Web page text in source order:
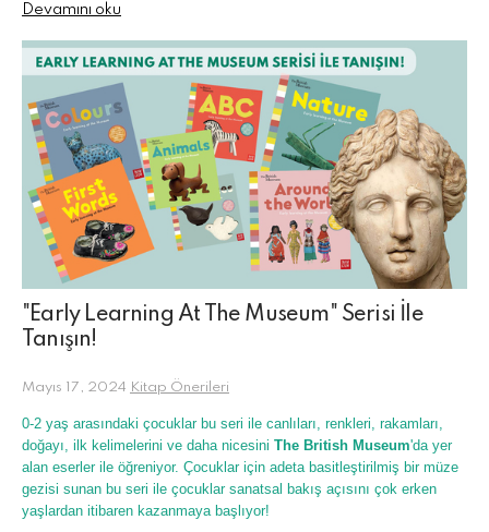
Devamını oku
"Early Learning At The Museum" Serisi İle
Tanışın!
Mayıs 17, 2024 Kitap Önerileri
0-2 yaş arasındaki çocuklar bu seri ile canlıları, renkleri, rakamları,
doğayı, ilk kelimelerini ve daha nicesini The British Museum'da yer
alan eserler ile öğreniyor. Çocuklar için adeta basitleştirilmiş bir müze
gezisi sunan bu seri ile çocuklar sanatsal bakış açısını çok erken
yaşlardan itibaren kazanmaya başlıyor!